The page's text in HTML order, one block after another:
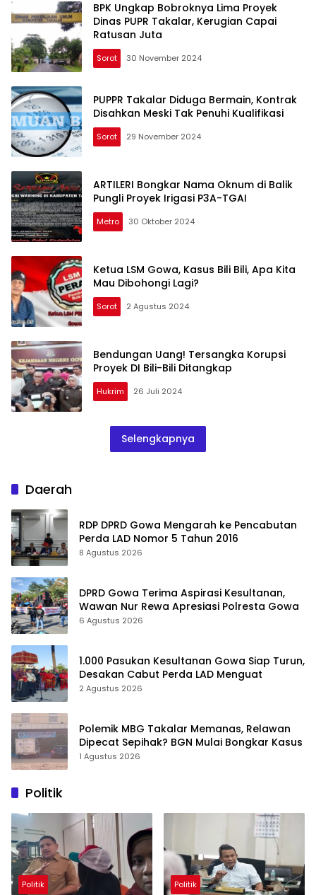
BPK Ungkap Bobroknya Lima Proyek
Dinas PUPR Takalar, Kerugian Capai
Ratusan Juta
Sorot 30 November 2024
PUPPR Takalar Diduga Bermain, Kontrak
Disahkan Meski Tak Penuhi Kualifikasi
Sorot 29 November 2024
ARTILERI Bongkar Nama Oknum di Balik
Pungli Proyek Irigasi P3A-TGAI
Metro 30 Oktober 2024
Ketua LSM Gowa, Kasus Bili Bili, Apa Kita
Mau Dibohongi Lagi?
Sorot 2 Agustus 2024
Bendungan Uang! Tersangka Korupsi
Proyek DI Bili-Bili Ditangkap
Hukrim 26 Juli 2024
Selengkapnya
Daerah
RDP DPRD Gowa Mengarah ke Pencabutan
Perda LAD Nomor 5 Tahun 2016
8 Agustus 2026
DPRD Gowa Terima Aspirasi Kesultanan,
Wawan Nur Rewa Apresiasi Polresta Gowa
6 Agustus 2026
1.000 Pasukan Kesultanan Gowa Siap Turun,
Desakan Cabut Perda LAD Menguat
2 Agustus 2026
Polemik MBG Takalar Memanas, Relawan
Dipecat Sepihak? BGN Mulai Bongkar Kasus
1 Agustus 2026
Politik
Politik Politik